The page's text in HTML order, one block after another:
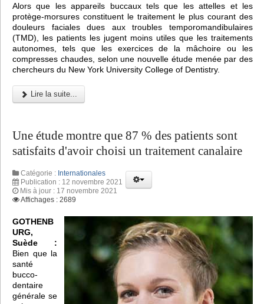
Alors que les appareils buccaux tels que les attelles et les
protège-morsures constituent le traitement le plus courant des
douleurs faciales dues aux troubles temporomandibulaires
(TMD), les patients les jugent moins utiles que les traitements
autonomes, tels que les exercices de la mâchoire ou les
compresses chaudes, selon une nouvelle étude menée par des
chercheurs du New York University College of Dentistry.
Lire la suite...
Une étude montre que 87 % des patients sont
satisfaits d'avoir choisi un traitement canalaire
Catégorie : Internationales
Publication : 12 novembre 2021
Mis à jour : 17 novembre 2021
Affichages : 2689
GOTHENB
URG,
Suède :
Bien que la
santé
bucco-
dentaire
générale se